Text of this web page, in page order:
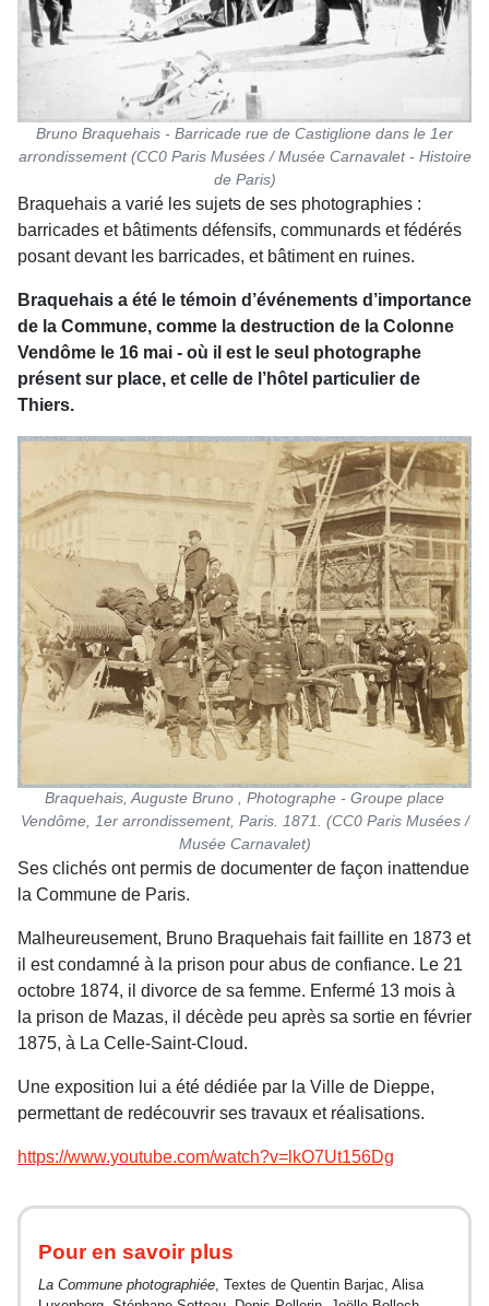
Bruno Braquehais - Barricade rue de Castiglione dans le 1er
arrondissement (CC0 Paris Musées / Musée Carnavalet - Histoire
de Paris)
Braquehais a varié les sujets de ses photographies :
barricades et bâtiments défensifs, communards et fédérés
posant devant les barricades, et bâtiment en ruines.
Braquehais a été le témoin d’événements d’importance
de la Commune, comme la destruction de la Colonne
Vendôme le 16 mai - où il est le seul photographe
présent sur place, et celle de l’hôtel particulier de
Thiers.
Braquehais, Auguste Bruno , Photographe - Groupe place
Vendôme, 1er arrondissement, Paris. 1871. (CC0 Paris Musées /
Musée Carnavalet)
Ses clichés ont permis de documenter de façon inattendue
la Commune de Paris.
Malheureusement, Bruno Braquehais fait faillite en 1873 et
il est condamné à la prison pour abus de confiance. Le 21
octobre 1874, il divorce de sa femme. Enfermé 13 mois à
la prison de Mazas, il décède peu après sa sortie en février
1875, à La Celle-Saint-Cloud.
Une exposition lui a été dédiée par la Ville de Dieppe,
permettant de redécouvrir ses travaux et réalisations.
https://www.youtube.com/watch?v=lkO7Ut156Dg
Pour en savoir plus
La Commune photographiée, Textes de Quentin Barjac, Alisa